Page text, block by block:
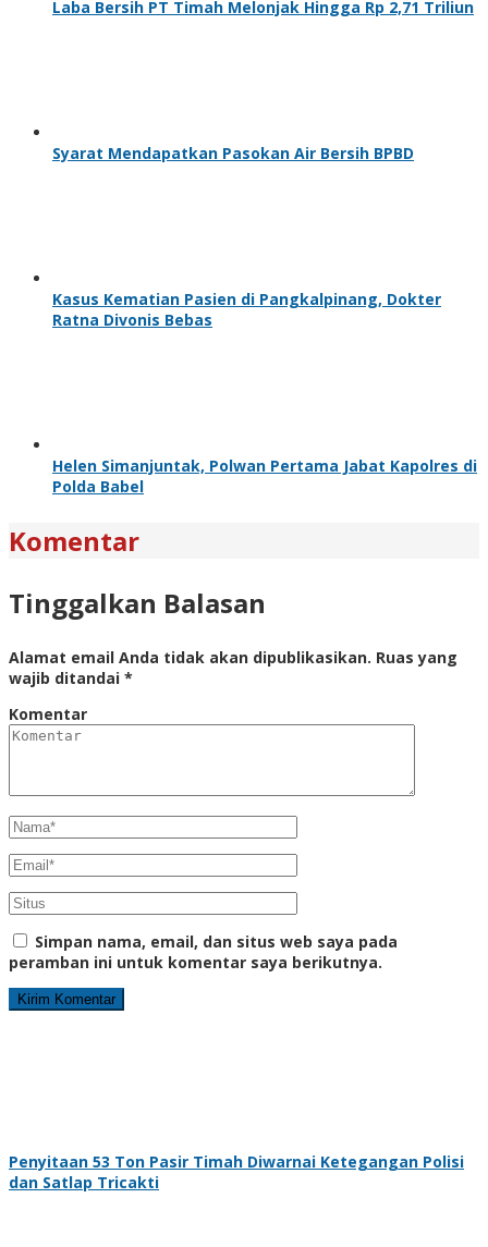
Laba Bersih PT Timah Melonjak Hingga Rp 2,71 Triliun
Syarat Mendapatkan Pasokan Air Bersih BPBD
Kasus Kematian Pasien di Pangkalpinang, Dokter
Ratna Divonis Bebas
Helen Simanjuntak, Polwan Pertama Jabat Kapolres di
Polda Babel
Komentar
Tinggalkan Balasan
Alamat email Anda tidak akan dipublikasikan. Ruas yang
wajib ditandai *
Komentar
Simpan nama, email, dan situs web saya pada
peramban ini untuk komentar saya berikutnya.
Penyitaan 53 Ton Pasir Timah Diwarnai Ketegangan Polisi
dan Satlap Tricakti